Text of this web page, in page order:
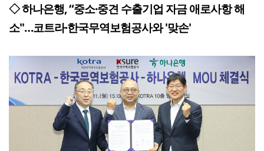
◇ 하나은행, “중소·중견 수출기업 자금 애로사항 해
소"…코트라·한국무역보험공사와 '맞손'